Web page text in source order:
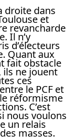
droite dans
et
revancharde
Il n’y
d’électeurs
Quant aux
fait obstacle
ils ne jouent
ces
le PCF et
réformisme
C’est
nous voulons
un relais
masses.